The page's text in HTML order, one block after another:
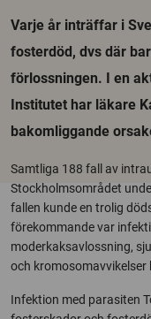
Varje år inträffar i
fosterdöd, dvs där
förlossningen. I en
Institutet har läkare
bakomliggande
Samtliga 188 fall av
Stockholmsområdet
fallen kunde en trolig
förekommande var
moderkaksavlossning,
och kromosomavvikelser
Infektion med parasiten